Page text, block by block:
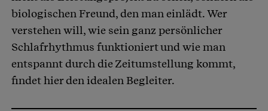
biologischen Freund, den man einlädt. Wer
verstehen will, wie sein ganz persönlicher
Schlafrhythmus funktioniert und wie man
entspannt durch die Zeitumstellung kommt,
findet hier den idealen Begleiter.